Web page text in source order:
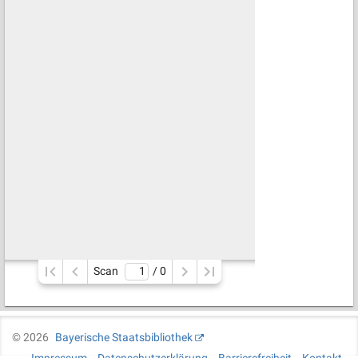
Scan / 0
©2026
Bayerische Staatsbibliothek